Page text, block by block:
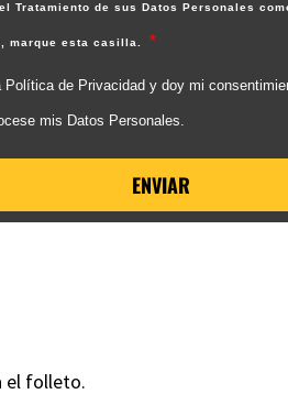
Tratamiento de sus Datos Personales
, marque esta casilla.
Política de Privacidad y doy mi
mis Datos Personales.
ENVIAR
el folleto.